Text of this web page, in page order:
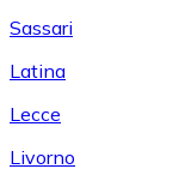
Sassari
Latina
Lecce
Livorno